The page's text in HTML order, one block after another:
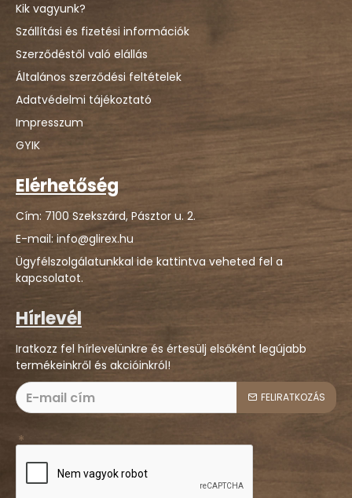
Kik vagyunk?
Szállítási és fizetési információk
Szerződéstől való elállás
Általános szerződési feltételek
Adatvédelmi tájékoztató
Impresszum
GYIK
Elérhetőség
Cím: 7100 Szekszárd, Pásztor u. 2.
E-mail: info@glirex.hu
Ügyfélszolgálatunkkal ide kattintva veheted fel a
kapcsolatot.
Hírlevél
Iratkozz fel hírlevelünkre és értesülj elsőként legújabb
termékeinkről és akcióinkról!
FELIRATKOZÁS